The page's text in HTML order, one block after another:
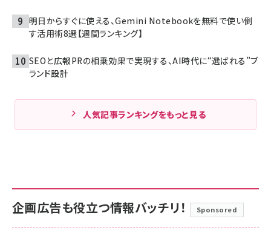
明日からすぐに使える、Gemini Notebookを無料で使い倒
す活用術8選【週間ランキング】
SEOと広報PRの相乗効果で実現する、AI時代に“選ばれる”ブ
ランド設計
人気記事ランキングをもっと見る
企画広告も役立つ情報バッチリ！ Sponsored